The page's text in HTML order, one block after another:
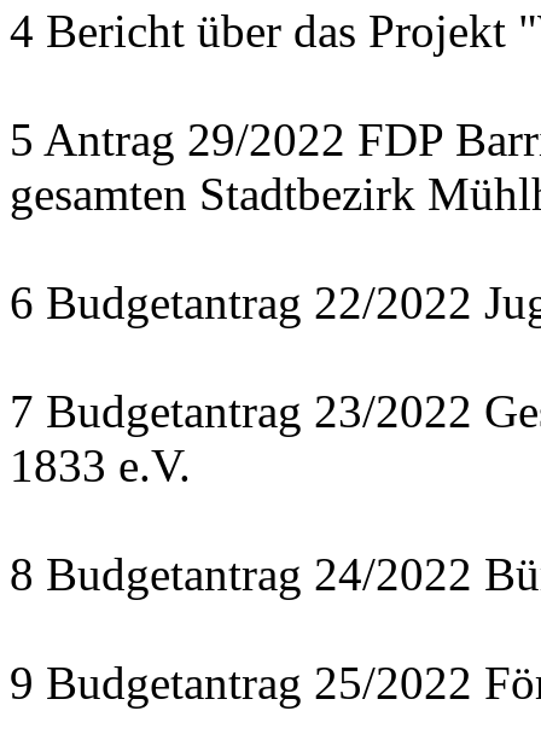
4 Bericht über das Projekt
5 Antrag 29/2022 FDP
gesamten Stadtbezirk
6 Budgetantrag 22/2022
7 Budgetantrag 23/2022
1833 e.V.
8 Budgetantrag 24/2022
9 Budgetantrag 25/2022